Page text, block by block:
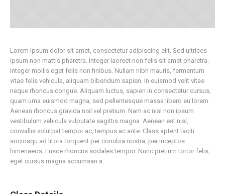
Lorem ipsum dolor sit amet, consectetur adipiscing elit. Sed ultrices
ipsum non mattis pharetra. Integer laoreet non felis sit amet pharetra.
Integer mollis eget felis non finibus. Nullam nibh mauris, fermentum
vitae felis vehicula, aliquam bibendum sapien. In euismod velit vitae
neque rhoncus congue. Aliquam luctus, sapien in consectetur cursus,
quam urna euismod magna, sed pellentesque massa libero eu lorem.
Aenean rhoncus gravida nisl vel pretium. Nam ac nisl non ipsum
vestibulum vehicula vulputate sagittis magna. Aenean est nisl,
convallis volutpat tempor ac, tempus ac ante. Class aptent taciti
sociosqu ad litora torquent per conubia nostra, per inceptos
himenaeos. Fusce rhoncus sodales tempor. Nunc pretium tortor felis,
eget cursus magna accumsan a.